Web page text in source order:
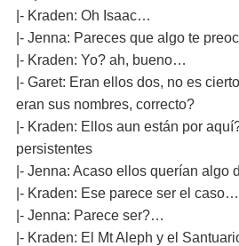
|- Kraden: Oh Isaac…
|- Jenna: Pareces que algo te
|- Kraden: Yo? ah, bueno…
|- Garet: Eran ellos dos, no es
eran sus nombres, correcto?
|- Kraden: Ellos aun están por
persistentes
|- Jenna: Acaso ellos querían algo
|- Kraden: Ese parece ser el caso…
|- Jenna: Parece ser?…
|- Kraden: El Mt Aleph y el